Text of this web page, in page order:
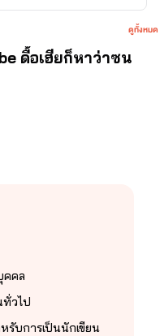
ดูทั้งหมด
ดื้อเฮียก็หาว่าซน
คคล
ทั่วไป
รับการเป็นนักเขียน